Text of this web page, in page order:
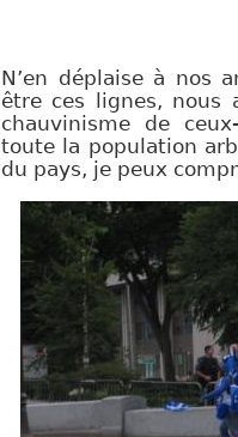
N’en déplaise à nos
être ces lignes, nous
chauvinisme de
toute la population
du pays, je peux